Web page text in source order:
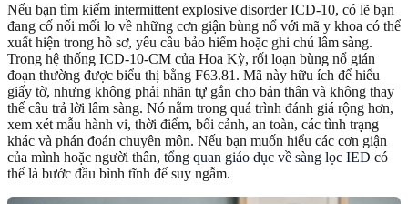
Nếu bạn tìm kiếm intermittent explosive disorder ICD-10, có lẽ bạn
đang cố nối mối lo về những cơn giận bùng nổ với mã y khoa có thể
xuất hiện trong hồ sơ, yêu cầu bảo hiểm hoặc ghi chú lâm sàng.
Trong hệ thống ICD-10-CM của Hoa Kỳ, rối loạn bùng nổ gián
đoạn thường được biểu thị bằng F63.81. Mã này hữu ích để hiểu
giấy tờ, nhưng không phải nhãn tự gắn cho bản thân và không thay
thế câu trả lời lâm sàng. Nó nằm trong quá trình đánh giá rộng hơn,
xem xét mẫu hành vi, thời điểm, bối cảnh, an toàn, các tình trạng
khác và phán đoán chuyên môn. Nếu bạn muốn hiểu các cơn giận
của mình hoặc người thân, tổng quan giáo dục về sàng lọc IED có
thể là bước đầu bình tĩnh để suy ngẫm.